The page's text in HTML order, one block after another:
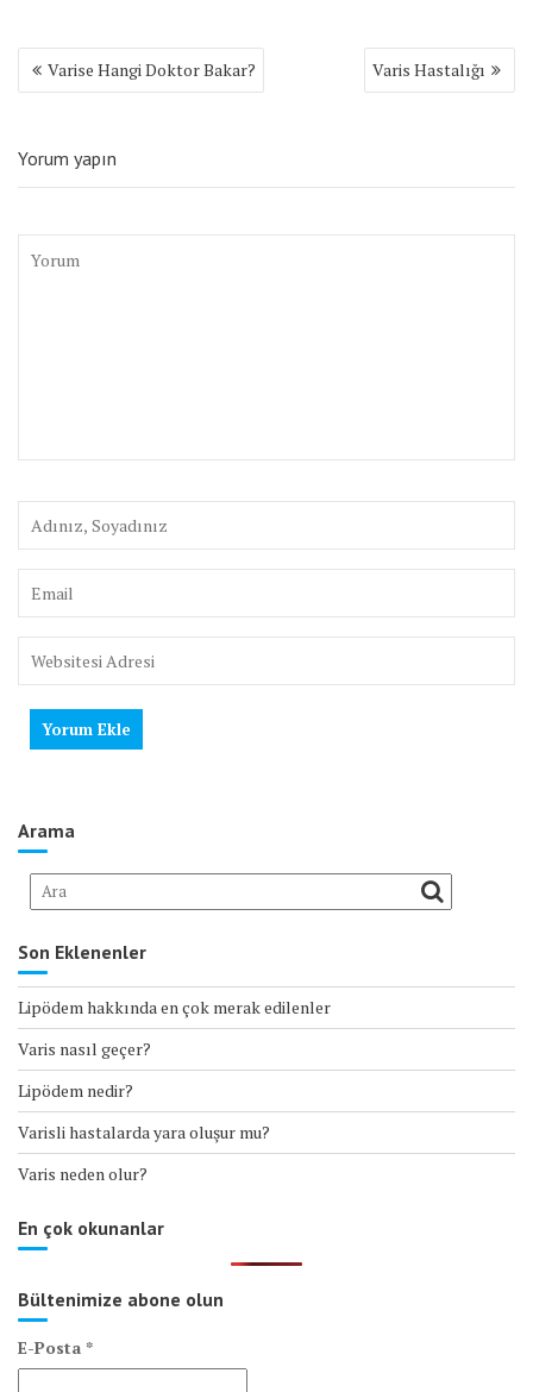
Yazı
gezinmesi
Varise Hangi Doktor Bakar? Varis Hastalığı
Yorum yapın
Arama
Son Eklenenler
Lipödem hakkında en çok merak edilenler
Varis nasıl geçer?
Lipödem nedir?
Varisli hastalarda yara oluşur mu?
Varis neden olur?
En çok okunanlar
Bültenimize abone olun
E-Posta *